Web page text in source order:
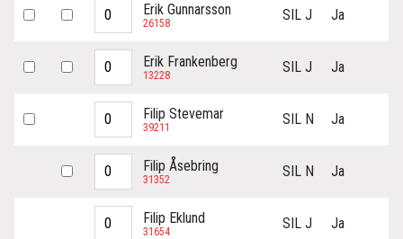
Erik Gunnarsson
26158 SIL J Ja
Erik Frankenberg
13228 SIL J Ja
Filip Stevemar
39211 SIL N Ja
Filip Åsebring
31352 SIL N Ja
Filip Eklund
31654 SIL J Ja